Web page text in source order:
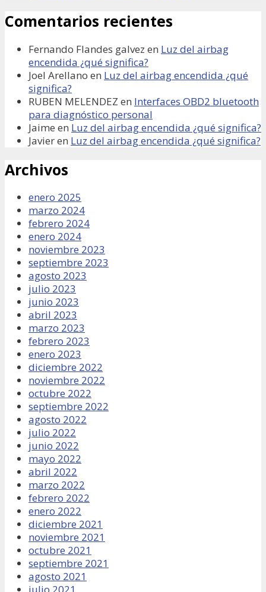
Comentarios recientes
Fernando Flandes galvez en Luz del airbag
encendida ¿qué significa?
Joel Arellano en Luz del airbag encendida ¿qué
significa?
RUBEN MELENDEZ en Interfaces OBD2 bluetooth
para diagnóstico personal
Jaime en Luz del airbag encendida ¿qué significa?
Javieren Luz del airbag encendida ¿qué significa?
Archivos
enero 2025
marzo 2024
febrero 2024
enero 2024
noviembre 2023
septiembre 2023
agosto 2023
julio 2023
junio 2023
abril 2023
marzo 2023
febrero 2023
enero 2023
diciembre 2022
noviembre 2022
octubre 2022
septiembre 2022
agosto 2022
julio 2022
junio 2022
mayo 2022
abril 2022
marzo 2022
febrero 2022
enero 2022
diciembre 2021
noviembre 2021
octubre 2021
septiembre 2021
agosto 2021